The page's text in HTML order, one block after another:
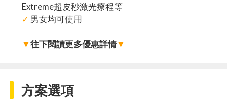
Extreme超皮秒激光療程等
✓ 男女均可使用
▼往下閱讀更多優惠詳情▼
方案選項